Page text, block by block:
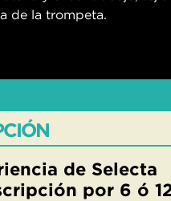
de la trompeta.
de Selecta
por 6 ó